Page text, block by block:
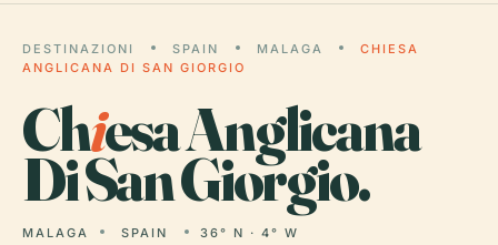
DESTINAZIONI SPAIN MALAGA
CHIESA
ANGLICANA DI SAN GIORGIO
Chiesa Anglicana
Di San Giorgio.
MALAGA SPAIN 36° N · 4° W